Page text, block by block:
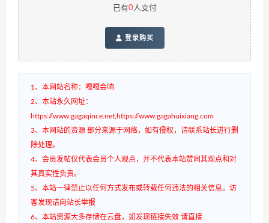
已有0人支付
登录购买
1、本网站名称：嘎嘎会响
2、本站永久网址：
https://www.gagaqince.net,https://www.gagahuixiang.com
3、本网站的资源 部分来源于网络，如有侵权，请联系站长进行删
除处理。
4、会员发帖仅代表会员个人观点，并不代表本站赞同其观点和对
其真实性负责。
5、本站一律禁止以任何方式发布或转载任何违法的相关信息，访
客发现请向站长举报
6、本站资源大多存储在云盘，如发现链接失效 请直接